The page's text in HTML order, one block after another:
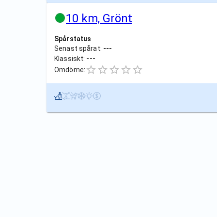
10 km, Grönt
Spårstatus
Senast spårat: ---
Klassiskt: ---
Omdöme: